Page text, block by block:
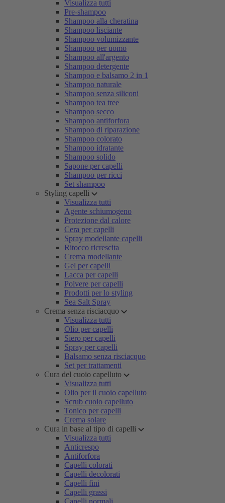
Visualizza tutti
Pre-shampoo
Shampoo alla cheratina
Shampoo lisciante
Shampoo volumizzante
Shampoo per uomo
Shampoo all'argento
Shampoo detergente
Shampoo e balsamo 2 in 1
Shampoo naturale
Shampoo senza siliconi
Shampoo tea tree
Shampoo secco
Shampoo antiforfora
Shampoo di riparazione
Shampoo colorato
Shampoo idratante
Shampoo solido
Sapone per capelli
Shampoo per ricci
Set shampoo
Styling capelli
Visualizza tutti
Agente schiumogeno
Protezione dal calore
Cera per capelli
Spray modellante capelli
Ritocco ricrescita
Crema modellante
Gel per capelli
Lacca per capelli
Polvere per capelli
Prodotti per lo styling
Sea Salt Spray
Crema senza risciacquo
Visualizza tutti
Olio per capelli
Siero per capelli
Spray per capelli
Balsamo senza risciacquo
Set per trattamenti
Cura del cuoio capelluto
Visualizza tutti
Olio per il cuoio capelluto
Scrub cuoio capelluto
Tonico per capelli
Crema solare
Cura in base al tipo di capelli
Visualizza tutti
Anticrespo
Antiforfora
Capelli colorati
Capelli decolorati
Capelli fini
Capelli grassi
Capelli normali